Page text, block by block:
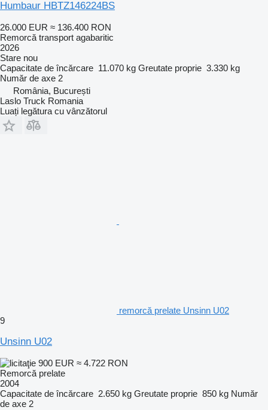
Humbaur HBTZ146224BS
26.000 EUR ≈ 136.400 RON
Remorcă transport agabaritic
2026
Stare nou
Capacitate de încărcare 11.070 kg Greutate proprie 3.330 kg
Număr de axe 2
România, București
Laslo Truck Romania
Luați legătura cu vânzătorul
remorcă prelate Unsinn U02
9
Unsinn U02
900 EUR ≈ 4.722 RON
Remorcă prelate
2004
Capacitate de încărcare 2.650 kg Greutate proprie 850 kg Număr
de axe 2